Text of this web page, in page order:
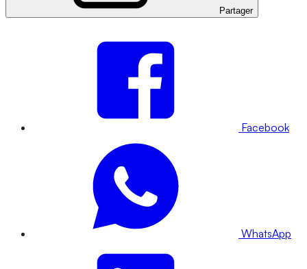
Partager
Facebook
WhatsApp